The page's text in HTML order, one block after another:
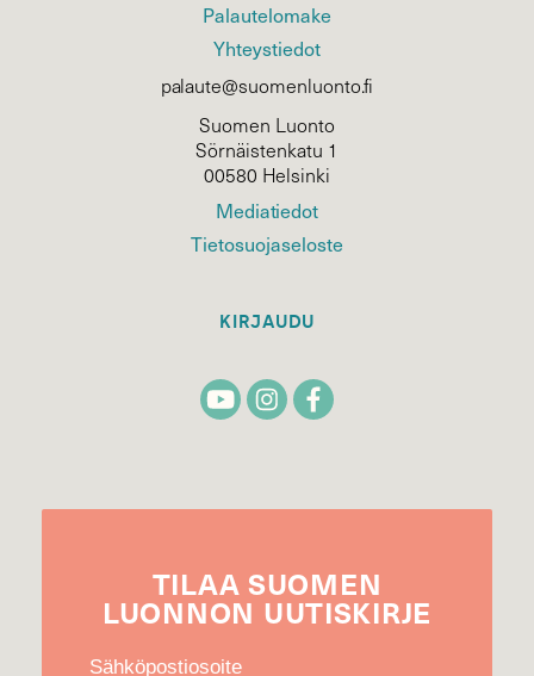
Palautelomake
Yhteystiedot
palaute@suomenluonto.fi
Suomen Luonto
Sörnäistenkatu 1
00580 Helsinki
Mediatiedot
Tietosuojaseloste
KIRJAUDU
TILAA SUOMEN
LUONNON UUTIS­KIRJE
Sähköpostiosoite